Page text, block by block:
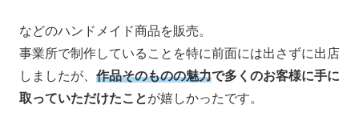
などのハンドメイド商品を販売。
事業所で制作していることを特に前面には出さずに出店
しましたが、 作品そのものの魅力で多くのお客様に手に
取っていただけたことが嬉しかったです。